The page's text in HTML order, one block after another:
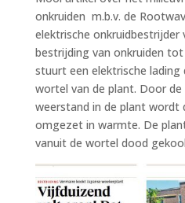
onkruiden m.b.v. de
elektrische onkruidbestrijder
bestrijding van onkruiden
stuurt een elektrische
wortel van de plant. Door
weerstand in de plant wordt
omgezet in warmte. De
vanuit de wortel dood